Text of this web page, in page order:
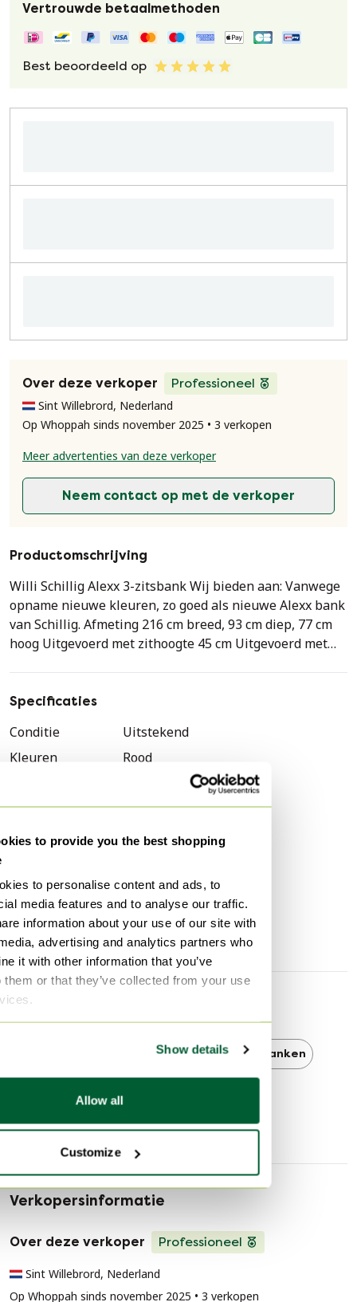
to provide you the best shopping
to personalise content and ads, to
media features and to analyse our traffic.
information about your use of our site with
advertising and analytics partners who
it with other information that you’ve
them or that they’ve collected from your use
Show details
Allow all
Customize
Vertrouwde betaalmethoden
Best beoordeeld op
Over deze verkoper
Professioneel
Sint Willebrord, Nederland
Op Whoppah sinds november 2025 • 3 verkopen
Meer advertenties van deze verkoper
Neem contact op met de verkoper
Productomschrijving
Willi Schillig Alexx 3-zitsbank Wij bieden aan: Vanwege
opname nieuwe kleuren, zo goed als nieuwe Alexx bank
van Schillig. Afmeting 216 cm breed, 93 cm diep, 77 cm
hoog Uitgevoerd met zithoogte 45 cm Uitgevoerd met
(luxe open leder) Zitcomfort Memoryfoam (luxe comfort)
5 jaar garantie pakket. Zo kunt u bij aanschaf van dit
showroommodel nog eens rekenen op 5 jaar garantie
op vlekken en constructieservice! *kijk altijd even goed
of het leer of textiel betreft op het meubel wat u koopt.
Specificaties
Conditie
Uitstekend
Kleuren
Rood
Aantal stuks
1
Merk
Willi Schillig
Breedte
216 cm
Diepte
93 cm
Zithoogte
45 cm
Willi Schillig 3-5 zitsbanken
Verkopersinformatie
Over deze verkoper Professioneel
Sint Willebrord, Nederland
Op Whoppah sinds november 2025 • 3 verkopen